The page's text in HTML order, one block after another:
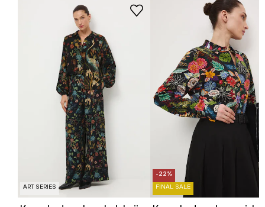
ART SERIES
-22%
FINAL SALE